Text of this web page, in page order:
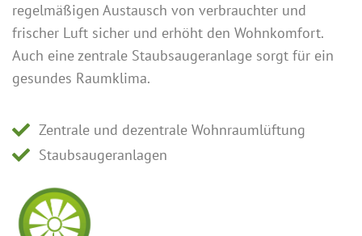
regelmäßigen Austausch von verbrauchter und
frischer Luft sicher und erhöht den Wohnkomfort.
Auch eine zentrale Staubsaugeranlage sorgt für ein
gesundes Raumklima.
Zentrale und dezentrale Wohnraumlüftung
Staubsaugeranlagen